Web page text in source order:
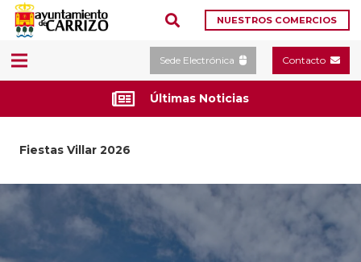
NUESTROS COMERCIOS
Sede Electrónica Contacto
Últimas Noticias
Villar 2026